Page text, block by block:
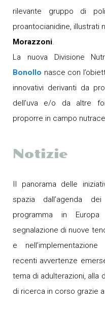
rilevante gruppo di
proantocianidine, illustrati
Morazzoni.
La nuova Divisione
Bonollo nasce con
innovativi derivanti da
dell’uva e/o da altre
proporre in campo
Notizie
Il panorama delle
spazia dall’agenda
programma in
segnalazione di nuove
e
recenti avvertenze
tema di adulterazioni, alla
di ricerca in corso grazie